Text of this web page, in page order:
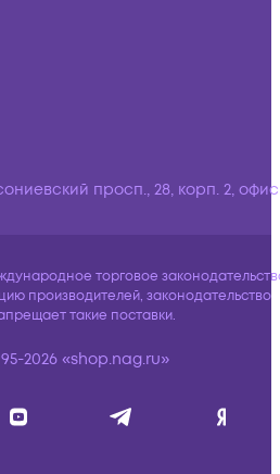
просп., 28, корп. 2,
торговое
производителей, законодательство
такие поставки.
2026 «shop.nag.ru»